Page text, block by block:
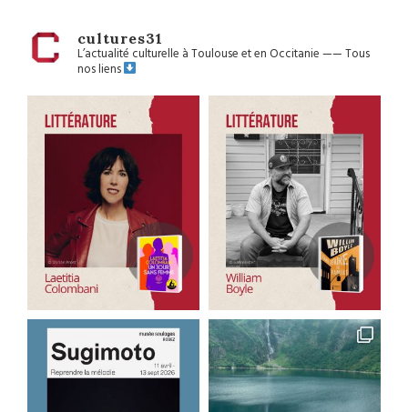
cultures31
L’actualité culturelle à Toulouse et en Occitanie——Tous
nos liens